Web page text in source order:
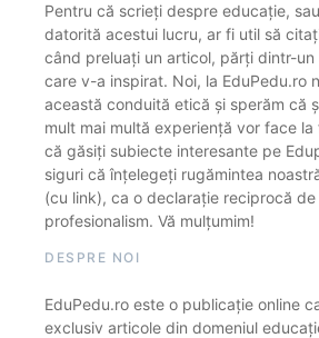
Pentru că scrieți despre educație,
datorită acestui lucru, ar fi util să
când preluați un articol, părți dintr-un
care v-a inspirat. Noi, la EduPedu.ro
această conduită etică și sperăm că
mult mai multă experiență vor face la
că găsiți subiecte interesante pe
siguri că înțelegeți rugămintea
(cu link), ca o declarație reciprocă
profesionalism. Vă mulțumim!
DESPRE NOI
EduPedu.ro este o publicație online
exclusiv articole din domeniul